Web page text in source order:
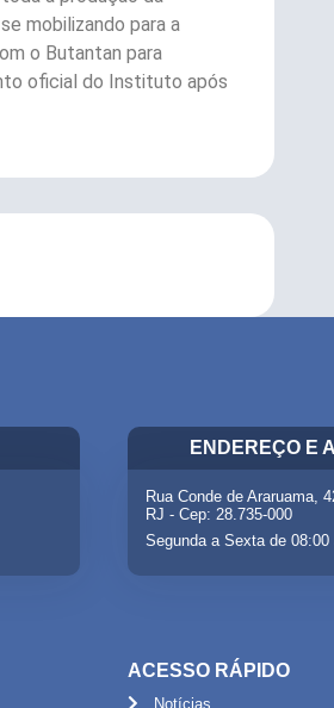
mobilizando para a
o Butantan para
oficial do Instituto após
ENDEREÇO E
Rua Conde de Araruama,
RJ - Cep: 28.735-000
Segunda a Sexta de 08:00
ACESSO RÁPIDO
Notícias